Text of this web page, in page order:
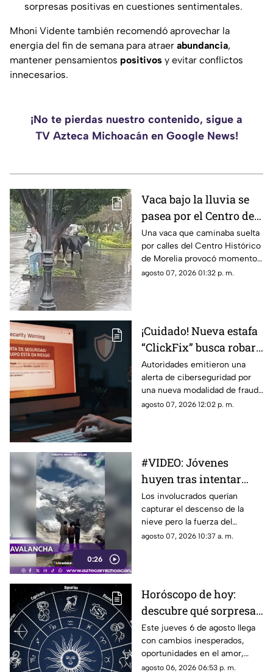
sorpresas positivas en cuestiones sentimentales.
Mhoni Vidente también recomendó aprovechar la
energía del fin de semana para atraer abundancia,
mantener pensamientos positivos y evitar conflictos
innecesarios.
¡No te pierdas nuestro contenido, sigue a
TV Azteca Michoacán en Google News!
Vaca bajo la lluvia se
pasea por el Centro de
Morelia y asusta a una
mujer
Una vaca que caminaba suelta
por calles del Centro Histórico
de Morelia provocó momentos
de sorpresa y susto entre
Niños Héroes.
agosto 07, 2026 01:32 p. m.
¡Cuidado! Nueva estafa
“ClickFix” busca robar
información desde tu
computadora
Autoridades emitieron una
alerta de ciberseguridad por
una nueva modalidad de fraude
conocida como “ClickFix”, una
pueden comprometer sus
equipos y robar información
personal.
agosto 07, 2026 12:02 p. m.
0:26
#VIDEO: Jóvenes
huyen tras intentar
grabar una potente
avalancha
Los involucrados querían
capturar el descenso de la
nieve pero la fuerza del
fenómeno los obligó a correr.
agosto 07, 2026 10:37 a. m.
Horóscopo de hoy:
descubre qué sorpresa
le espera a tu signo este
jueves 6 de agosto
Este jueves 6 de agosto llega
con cambios inesperados,
oportunidades en el amor,
avances laborales y decisiones
agosto 06, 2026 06:53 p. m.